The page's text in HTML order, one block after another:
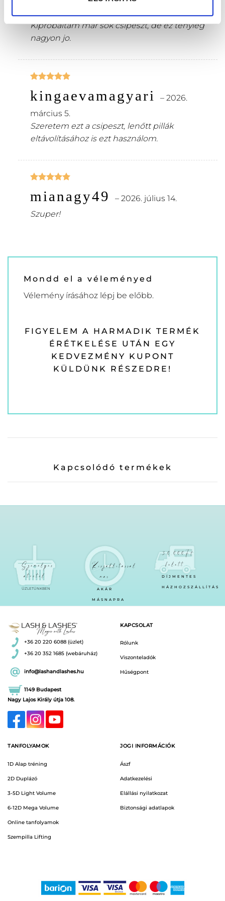
Kiprobaltam mar sok csipeszt, de ez tenyleg
nagyon jo.
5/ 5
kingaevamagyari – 2026.
március 5.
Szeretem ezt a csipeszt, lenőtt pillák
eltávolításához is ezt használom.
5/ 5
mianagy49 – 2026. július 14.
Szuper!
Mondd el a véleményed
Vélemény írásához lépj be előbb.
FIGYELEM A HARMADIK TERMÉK
ÉRÉTKELÉSE UTÁN EGY
KEDVEZMÉNY KUPONT
KÜLDÜNK RÉSZEDRE!
Kapcsolódó termékek
Személyes
átvétel
ÜZLETÜNKBEN
Kiszállítással
már
AKÁR
MÁSNAPRA
30.000Ft
felett
DÍJMENTES
HÁZHOZSZÁLLÍTÁS
+36 20 220 6088 (üzlet)
+36 20 352 1685 (webáruház)
info@lashandlashes.hu
1149 Budapest
Nagy Lajos Király útja 108.
KAPCSOLAT
Rólunk
Viszonteladók
Hűségpont
TANFOLYAMOK
1D Alap tréning
2D Duplázó
3-5D Light Volume
6-12D Mega Volume
Online tanfolyamok
Szempilla Lifting
JOGI INFORMÁCIÓK
Ászf
Adatkezelési
Elállási nyilatkozat
Biztonsági adatlapok